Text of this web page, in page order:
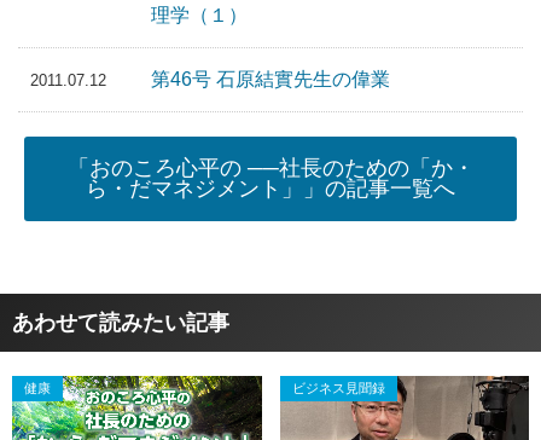
理学（１）
2011.07.12 第46号 石原結實先生の偉業
「おのころ心平の ──社長のための「か・
ら・だマネジメント」」の記事一覧へ
あわせて読みたい記事
健康 ビジネス見聞録